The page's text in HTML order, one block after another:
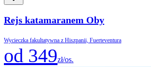
Rejs katamaranem Oby
Wycieczka fakultatywna z Hiszpanii, Fuerteventura
od 349zł/os.